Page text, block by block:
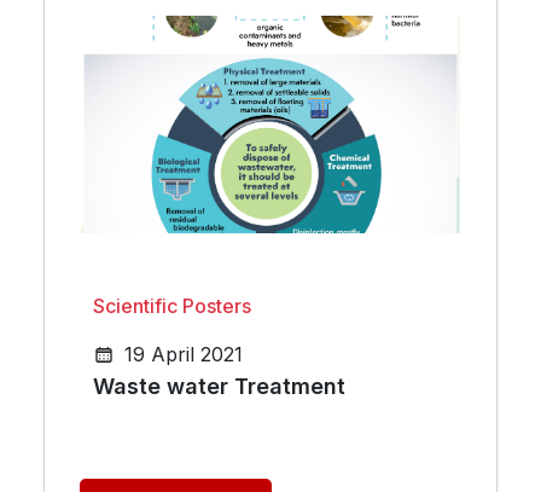
Scientific Posters
19 April 2021
Waste water Treatment